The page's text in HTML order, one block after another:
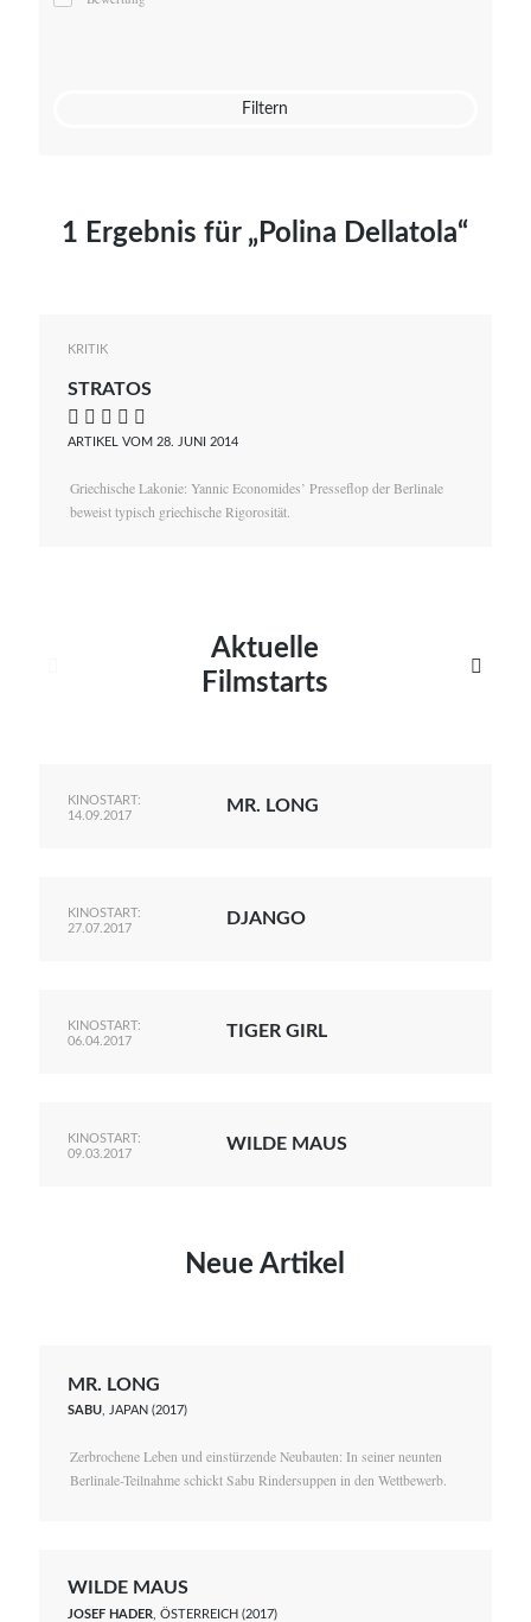
Mato von Vogelstein
Filtern
1 Ergebnis für „Polina Dellatola“
KRITIK
STRATOS
    
ARTIKEL VOM 28. JUNI 2014
Griechische Lakonie: Yannic Economides’ Presseflop der Berlinale
beweist typisch griechische Rigorosität.
Aktuelle
Filmstarts

KINOSTART:
14.09.2017
MR. LONG
KINOSTART:
27.07.2017
DJANGO
KINOSTART:
06.04.2017
TIGER GIRL
KINOSTART:
09.03.2017
WILDE MAUS
Neue Artikel
MR. LONG
SABU, JAPAN (2017)
Zerbrochene Leben und einstürzende Neubauten: In seiner neunten
Berlinale-Teilnahme schickt Sabu Rindersuppen in den Wettbewerb.
WILDE MAUS
JOSEF HADER , ÖSTERREICH (2017)